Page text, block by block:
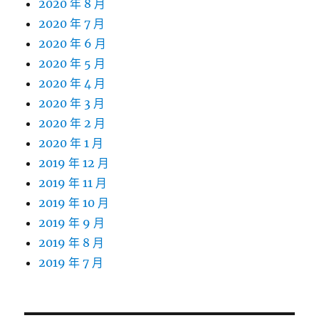
2020 年 8 月
2020 年 7 月
2020 年 6 月
2020 年 5 月
2020 年 4 月
2020 年 3 月
2020 年 2 月
2020 年 1 月
2019 年 12 月
2019 年 11 月
2019 年 10 月
2019 年 9 月
2019 年 8 月
2019 年 7 月